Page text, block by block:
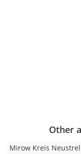
Other
Mirow Kreis